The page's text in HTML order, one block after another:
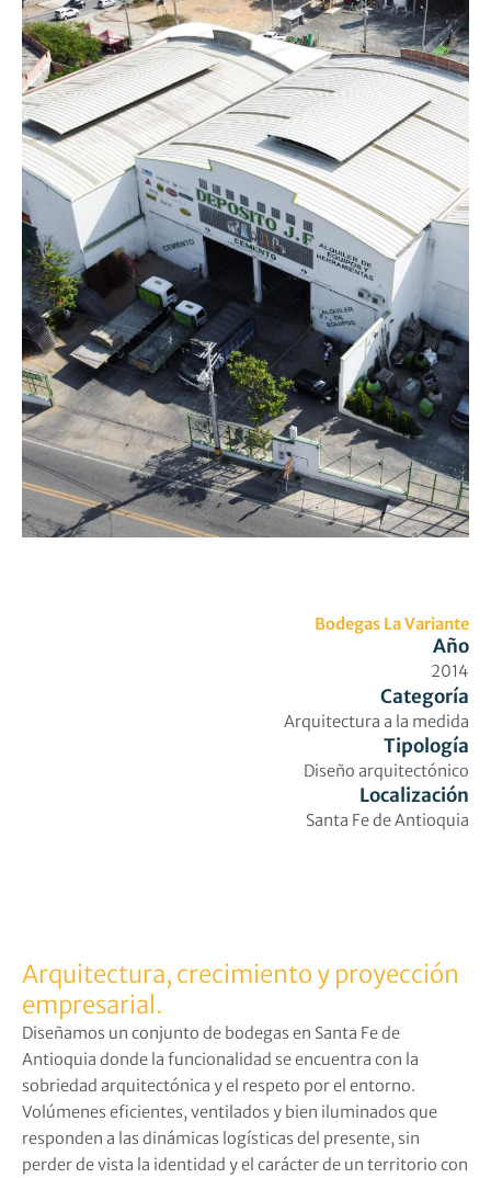
Bodegas La Variante
Año
2014
Categoría
Arquitectura a la medida
Tipología
Diseño arquitectónico
Localización
Santa Fe de Antioquia
Arquitectura, crecimiento y proyección
empresarial.
Diseñamos un conjunto de bodegas en Santa Fe de
Antioquia donde la funcionalidad se encuentra con la
sobriedad arquitectónica y el respeto por el entorno.
Volúmenes eficientes, ventilados y bien iluminados que
responden a las dinámicas logísticas del presente, sin
perder de vista la identidad y el carácter de un territorio con